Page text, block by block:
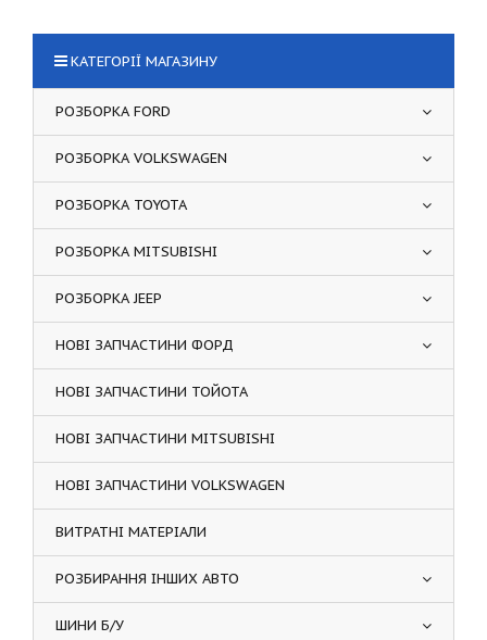
КАТЕГОРІЇ МАГАЗИНУ
РОЗБОРКА FORD
РОЗБОРКА VOLKSWAGEN
РОЗБОРКА TOYOTA
РОЗБОРКА MITSUBISHI
РОЗБОРКА JEEP
НОВІ ЗАПЧАСТИНИ ФОРД
НОВІ ЗАПЧАСТИНИ ТОЙОТА
НОВІ ЗАПЧАСТИНИ MITSUBISHI
НОВІ ЗАПЧАСТИНИ VOLKSWAGEN
ВИТРАТНІ МАТЕРІАЛИ
РОЗБИРАННЯ ІНШИХ АВТО
ШИНИ Б/У